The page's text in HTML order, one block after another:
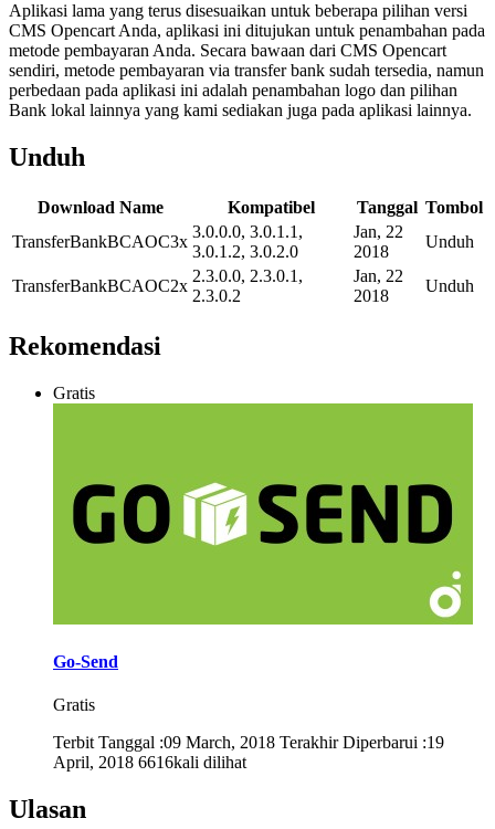
Aplikasi lama yang terus disesuaikan untuk beberapa pilihan versi
CMS Opencart Anda, aplikasi ini ditujukan untuk penambahan pada
metode pembayaran Anda. Secara bawaan dari CMS Opencart
sendiri, metode pembayaran via transfer bank sudah tersedia, namun
perbedaan pada aplikasi ini adalah penambahan logo dan pilihan
Bank lokal lainnya yang kami sediakan juga pada aplikasi lainnya.
Unduh
Download Name Kompatibel Tanggal Tombol
TransferBankBCAOC3x
3.0.0.0, 3.0.1.1,
3.0.1.2, 3.0.2.0
Jan, 22
2018
Unduh
TransferBankBCAOC2x
2.3.0.0, 2.3.0.1,
2.3.0.2
Jan, 22
2018
Unduh
Rekomendasi
Gratis
Go-Send
Gratis
Terbit Tanggal :09 March, 2018 Terakhir Diperbarui :19
April, 2018 6616kali dilihat
Ulasan